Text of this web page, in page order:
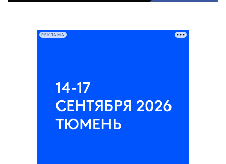
РЕКЛАМА